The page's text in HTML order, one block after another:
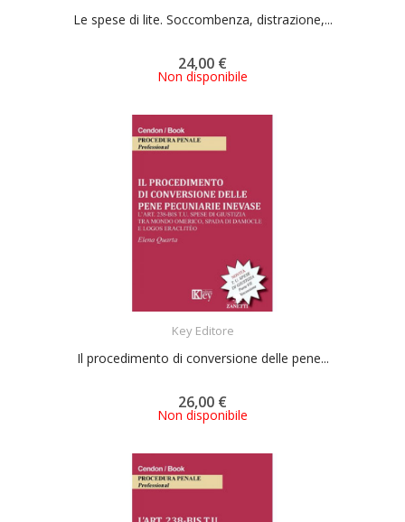
Le spese di lite. Soccombenza, distrazione,...
24,00 €
Non disponibile
Key Editore
Il procedimento di conversione delle pene...
26,00 €
Non disponibile